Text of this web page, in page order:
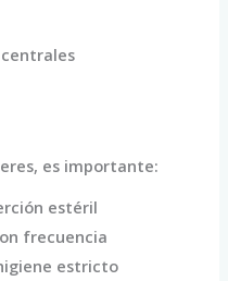
es importante:
estéril
frecuencia
estricto